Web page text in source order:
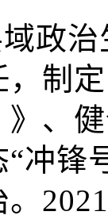
政
，制
、
冲锋